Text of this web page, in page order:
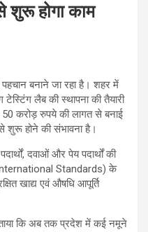
शुरू होगा काम
बनाने जा रहा है। शहर में
लैब की स्थापना की तैयारी
करोड़ रुपये की लागत से बनाई
से शुरू होने की संभावना है।
दवाओं और पेय पदार्थों की
(International Standards) के
खाद्य एवं औषधि आपूर्ति
कि अब तक प्रदेश में कई नमूने